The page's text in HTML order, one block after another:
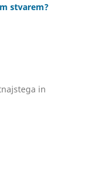
stvarem?
in